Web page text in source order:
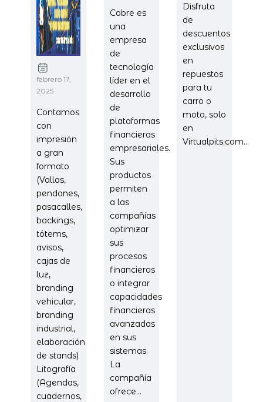
febrero 17,
2025
Contamos
con
impresión
a gran
formato
(Vallas,
pendones,
pasacalles,
backings,
tótems,
avisos,
cajas de
luz,
branding
vehicular,
branding
industrial,
elaboración
de stands)
Litografía
(Agendas,
cuadernos,
Cobre es
una
empresa
de
tecnología
líder en el
desarrollo
de
plataformas
financieras
empresariales.
Sus
productos
permiten
a las
compañías
optimizar
sus
procesos
financieros
o integrar
capacidades
financieras
avanzadas
en sus
sistemas.
La
compañía
ofrece...
Disfruta
de
descuentos
exclusivos
en
repuestos
para tu
carro o
moto, solo
en
Virtualpits.com...